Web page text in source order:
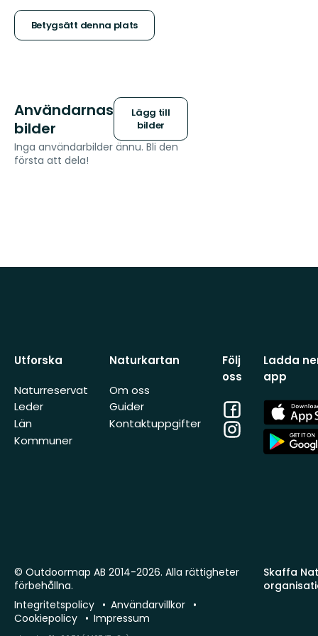
stjärnor
Betygsätt denna plats
Användarnas
bilder
Lägg till
bilder
Inga användarbilder ännu. Bli den
första att dela!
Utforska
Naturreservat
Leder
Län
Kommuner
Naturkartan
Om oss
Guider
Kontaktuppgifter
Följ
oss
Facebook
Instagram
Ladda
app
App
Store
App
Store
Skaffa
© Outdoormap AB 2014-2026. Alla rättigheter
förbehållna.
Integritetspolicy
Användarvillkor
Cookiepolicy
Impressum